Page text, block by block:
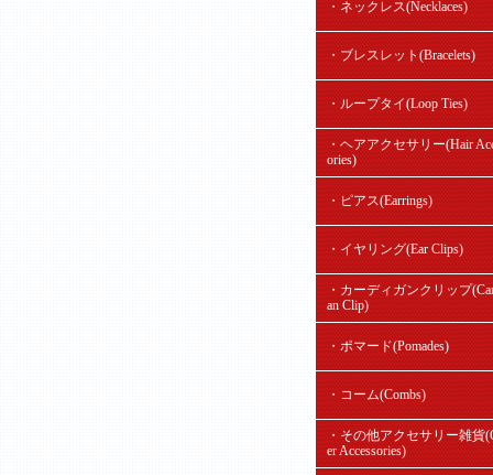
・ネックレス(Necklaces)
・ブレスレット(Bracelets)
・ループタイ(Loop Ties)
・ヘアアクセサリー(Hair
ories)
・ピアス(Earrings)
・イヤリング(Ear Clips)
・カーディガンクリップ
an Clip)
・ポマード(Pomades)
・コーム(Combs)
・その他アクセサリー雑貨
er Accessories)